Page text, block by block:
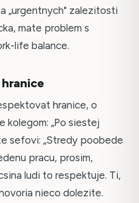
„urgentnych" zalezitosti
mate problem s
life balance.
hranice, o
kolegom: „Po siestej
sefovi: „Stredy poobede
pracu, prosim,
ludi to respektuje. Ti,
nieco dolezite.